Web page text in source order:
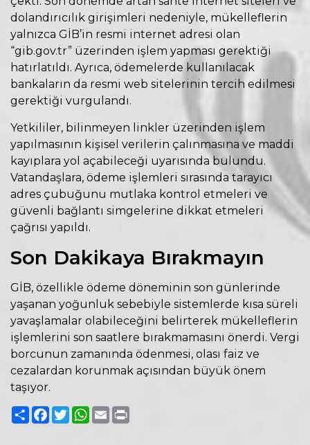
dolandırıcılık girişimleri nedeniyle, mükelleflerin
yalnızca GİB’in resmi internet adresi olan
“gib.gov.tr” üzerinden işlem yapması gerektiği
hatırlatıldı. Ayrıca, ödemelerde kullanılacak
bankaların da resmi web sitelerinin tercih edilmesi
gerektiği vurgulandı.
Yetkililer, bilinmeyen linkler üzerinden işlem
yapılmasının kişisel verilerin çalınmasına ve maddi
kayıplara yol açabileceği uyarısında bulundu.
Vatandaşlara, ödeme işlemleri sırasında tarayıcı
adres çubuğunu mutlaka kontrol etmeleri ve
güvenli bağlantı simgelerine dikkat etmeleri
çağrısı yapıldı.
Son Dakikaya Bırakmayın
GİB, özellikle ödeme döneminin son günlerinde
yaşanan yoğunluk sebebiyle sistemlerde kısa süreli
yavaşlamalar olabileceğini belirterek mükelleflerin
işlemlerini son saatlere bırakmamasını önerdi. Vergi
borcunun zamanında ödenmesi, olası faiz ve
cezalardan korunmak açısından büyük önem
taşıyor.
PaylaşFacebook
TwitterWhatsApp
Email